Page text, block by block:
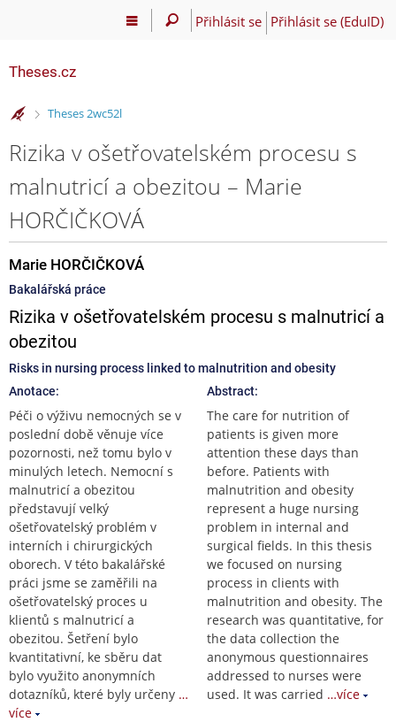
Přihlásit se Přihlásit se (EduID)
Theses.cz
>
Theses 2wc52l
Rizika v ošetřovatelském procesu s
malnutricí a obezitou – Marie
HORČIČKOVÁ
Marie HORČIČKOVÁ
Bakalářská práce
Rizika v ošetřovatelském procesu s malnutricí a
obezitou
Risks in nursing process linked to malnutrition and obesity
Anotace:
Péči o výživu nemocných se v
poslední době věnuje více
pozornosti, než tomu bylo v
minulých letech. Nemocní s
malnutricí a obezitou
představují velký
ošetřovatelský problém v
interních i chirurgických
oborech. V této bakalářské
práci jsme se zaměřili na
ošetřovatelský proces u
klientů s malnutricí a
obezitou. Šetření bylo
kvantitativní, ke sběru dat
bylo využito anonymních
dotazníků, které byly určeny …
více
Abstract:
The care for nutrition of
patients is given more
attention these days than
before. Patients with
malnutrition and obesity
represent a huge nursing
problem in internal and
surgical fields. In this thesis
we focused on nursing
process in clients with
malnutrition and obesity. The
research was quantitative, for
the data collection the
anonymous questionnaires
addressed to nurses were
used. It was carried …více